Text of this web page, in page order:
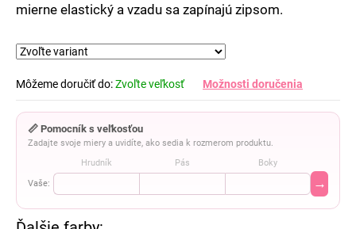
mierne elastický a vzadu sa zapínajú zipsom.
Môžeme doručiť do:Zvoľte veľkosť Možnosti doručenia
📏 Pomocník s veľkosťou
Zadajte svoje miery a uvidíte, ako sedia k rozmerom produktu.
Hrudník
Pás Boky
Vaše: →